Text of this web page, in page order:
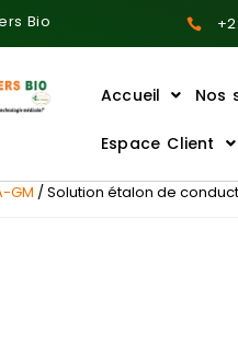
Bio
Accueil Nos
Espace Client
GM / Solution étalon de